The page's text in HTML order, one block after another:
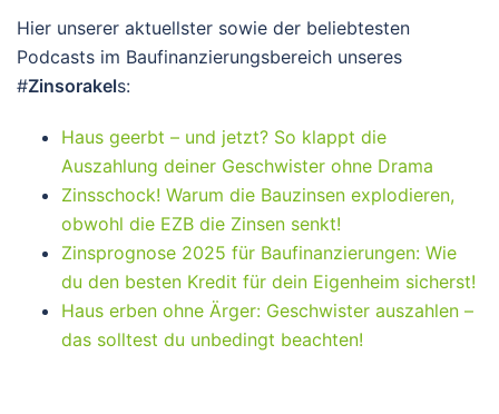
Hier unserer aktuellster sowie der beliebtesten
Podcasts im Baufinanzierungsbereich unseres
#Zinsorakels:
Haus geerbt – und jetzt? So klappt die
Auszahlung deiner Geschwister ohne Drama
Zinsschock! Warum die Bauzinsen explodieren,
obwohl die EZB die Zinsen senkt!
Zinsprognose 2025 für Baufinanzierungen: Wie
du den besten Kredit für dein Eigenheim sicherst!
Haus erben ohne Ärger: Geschwister auszahlen –
das solltest du unbedingt beachten!